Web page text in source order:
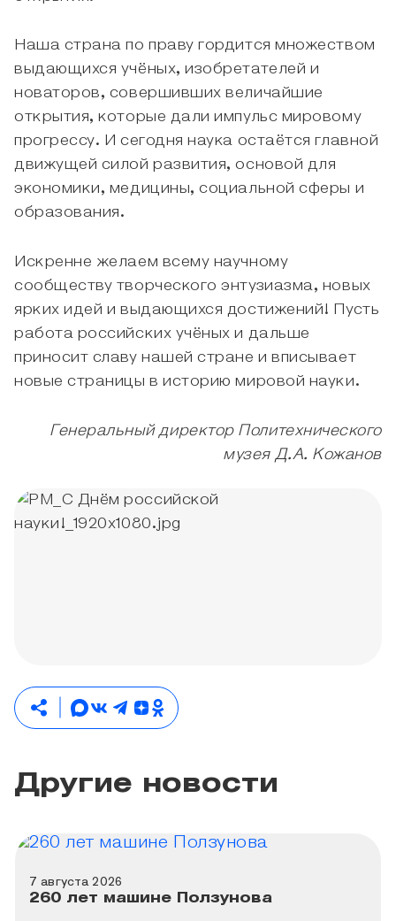
Наша страна по праву гордится множеством
выдающихся учёных, изобретателей и
новаторов, совершивших величайшие
открытия, которые дали импульс мировому
прогрессу. И сегодня наука остаётся главной
движущей силой развития, основой для
экономики, медицины, социальной сферы и
образования.
Искренне желаем всему научному
сообществу творческого энтузиазма, новых
ярких идей и выдающихся достижений! Пусть
работа российских учёных и дальше
приносит славу нашей стране и вписывает
новые страницы в историю мировой науки.
Генеральный директор Политехнического
музея Д.А. Кожанов
Другие новости
7 августа 2026
260 лет машине Ползунова